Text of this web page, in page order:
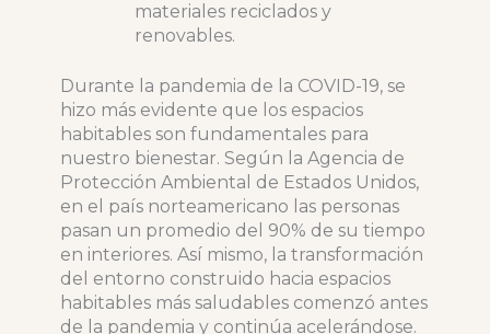
materiales reciclados y
renovables.
Durante la pandemia de la COVID-19, se
hizo más evidente que los espacios
habitables son fundamentales para
nuestro bienestar. Según la Agencia de
Protección Ambiental de Estados Unidos,
en el país norteamericano las personas
pasan un promedio del 90% de su tiempo
en interiores. Así mismo, la transformación
del entorno construido hacia espacios
habitables más saludables comenzó antes
de la pandemia y continúa acelerándose.